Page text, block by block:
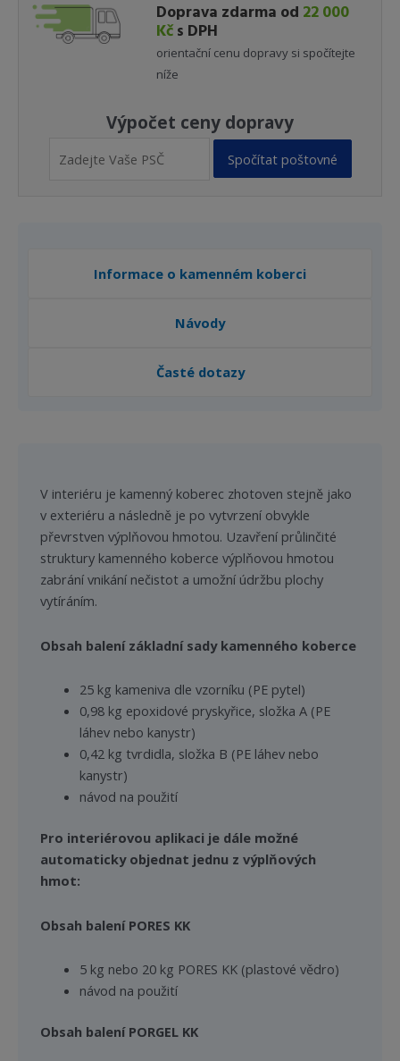
Doprava zdarma od 22 000
Kčs DPH
orientační cenu dopravy si spočítejte
níže
Výpočet ceny dopravy
Spočítat poštovné
Informace o kamenném koberci
Návody
Časté dotazy
V interiéru je kamenný koberec zhotoven stejně jako
v exteriéru a následně je po vytvrzení obvykle
převrstven výplňovou hmotou. Uzavření průlinčité
struktury kamenného koberce výplňovou hmotou
zabrání vnikání nečistot a umožní údržbu plochy
vytíráním.
Obsah balení základní sady kamenného koberce
25 kg kameniva dle vzorníku (PE pytel)
0,98 kg epoxidové pryskyřice, složka A (PE
láhev nebo kanystr)
0,42 kg tvrdidla, složka B (PE láhev nebo
kanystr)
návod na použití
Pro interiérovou aplikaci je dále možné
automaticky objednat jednu z výplňových
hmot:
Obsah balení PORES KK
5 kg nebo 20 kg PORES KK (plastové vědro)
návod na použití
Obsah balení PORGEL KK